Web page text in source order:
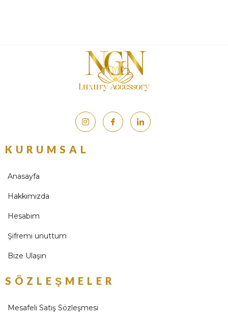
KURUMSAL
Anasayfa
Hakkımızda
Hesabım
Şifremi unuttum
Bize Ulaşın
SÖZLEŞMELER
Mesafeli Satış Sözleşmesi